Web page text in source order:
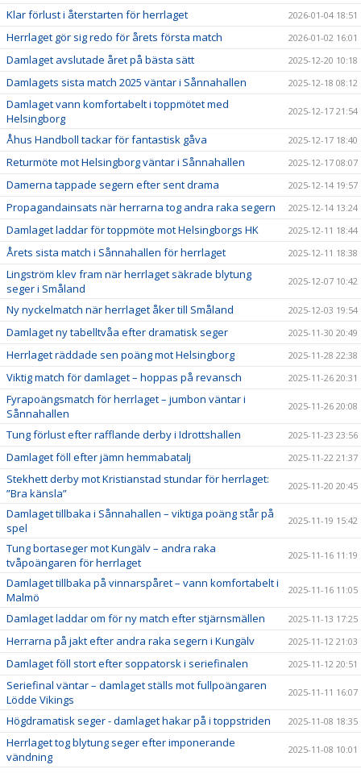
Klar förlust i återstarten för herrlaget 2026-01-04 18:51
Herrlaget gör sig redo för årets första match 2026-01-02 16:01
Damlaget avslutade året på bästa sätt 2025-12-20 10:18
Damlagets sista match 2025 väntar i Sånnahallen 2025-12-18 08:12
Damlaget vann komfortabelt i toppmötet med
Helsingborg
2025-12-17 21:54
Åhus Handboll tackar för fantastisk gåva 2025-12-17 18:40
Returmöte mot Helsingborg väntar i Sånnahallen 2025-12-17 08:07
Damerna tappade segern efter sent drama 2025-12-14 19:57
Propagandainsats när herrarna tog andra raka segern 2025-12-14 13:24
Damlaget laddar för toppmöte mot Helsingborgs HK 2025-12-11 18:44
Årets sista match i Sånnahallen för herrlaget 2025-12-11 18:38
Lingström klev fram när herrlaget säkrade blytung
seger i Småland
2025-12-07 10:42
Ny nyckelmatch när herrlaget åker till Småland 2025-12-03 19:54
Damlaget ny tabelltvåa efter dramatisk seger 2025-11-30 20:49
Herrlaget räddade sen poäng mot Helsingborg 2025-11-28 22:38
Viktig match för damlaget – hoppas på revansch 2025-11-26 20:31
Fyrapoängsmatch för herrlaget – jumbon väntar i
Sånnahallen
2025-11-26 20:08
Tung förlust efter rafflande derby i Idrottshallen 2025-11-23 23:56
Damlaget föll efter jämn hemmabatalj 2025-11-22 21:37
Stekhett derby mot Kristianstad stundar för herrlaget:
”Bra känsla”
2025-11-20 20:45
Damlaget tillbaka i Sånnahallen – viktiga poäng står på
spel
2025-11-19 15:42
Tung bortaseger mot Kungälv – andra raka
tvåpoängaren för herrlaget
2025-11-16 11:19
Damlaget tillbaka på vinnarspåret – vann komfortabelt i
Malmö
2025-11-16 11:05
Damlaget laddar om för ny match efter stjärnsmällen 2025-11-13 17:25
Herrarna på jakt efter andra raka segern i Kungälv 2025-11-12 21:03
Damlaget föll stort efter soppatorsk i seriefinalen 2025-11-12 20:51
Seriefinal väntar – damlaget ställs mot fullpoängaren
Lödde Vikings
2025-11-11 16:07
Högdramatisk seger - damlaget hakar på i toppstriden 2025-11-08 18:35
Herrlaget tog blytung seger efter imponerande
vändning
2025-11-08 10:01